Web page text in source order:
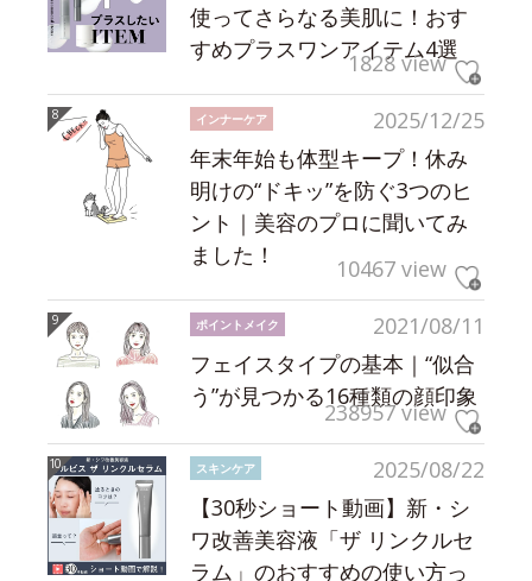
使ってさらなる美肌に！おす
すめプラスワンアイテム4選
1828 view
2025/12/25
インナーケア
年末年始も体型キープ！休み
明けの“ドキッ”を防ぐ3つのヒ
ント｜美容のプロに聞いてみ
ました！
10467 view
2021/08/11
ポイントメイク
フェイスタイプの基本｜“似合
う”が見つかる16種類の顔印象
238957 view
2025/08/22
スキンケア
【30秒ショート動画】新・シ
ワ改善美容液「ザ リンクルセ
ラム」のおすすめの使い方っ